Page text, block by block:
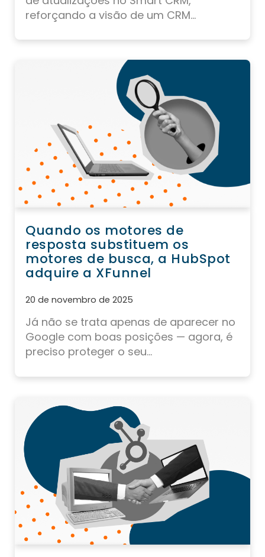
reforçando a visão de um CRM...
Quando os motores de
resposta substituem os
motores de busca, a HubSpot
adquire a XFunnel
20 de novembro de 2025
Já não se trata apenas de aparecer no
Google com boas posições — agora, é
preciso proteger o seu...